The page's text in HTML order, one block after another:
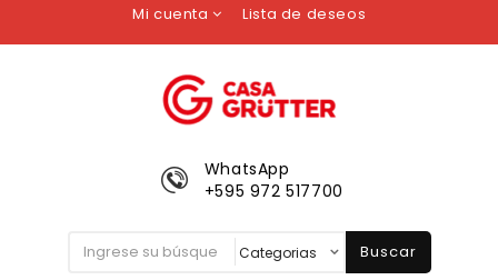
Mi cuenta Lista de deseos
WhatsApp
+595 972 517700
Buscar